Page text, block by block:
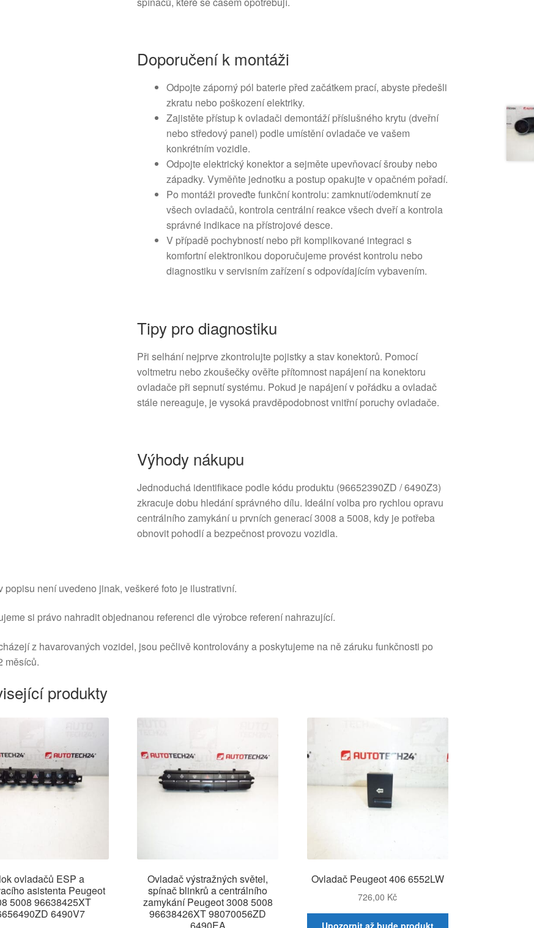
Doporučení k montáži
Odpojte záporný pól baterie před začátkem prací, abyste předešli
zkratu nebo poškození elektriky.
Zajistěte přístup k ovladači demontáží příslušného krytu (dveřní
nebo středový panel) podle umístění ovladače ve vašem
konkrétním vozidle.
Odpojte elektrický konektor a sejměte upevňovací šrouby nebo
západky. Vyměňte jednotku a postup opakujte v opačném pořadí.
Po montáži proveďte funkční kontrolu: zamknutí/odemknutí ze
všech ovladačů, kontrola centrální reakce všech dveří a kontrola
správné indikace na přístrojové desce.
V případě pochybností nebo při komplikované integraci s
komfortní elektronikou doporučujeme provést kontrolu nebo
diagnostiku v servisním zařízení s odpovídajícím vybavením.
Tipy pro diagnostiku
Při selhání nejprve zkontrolujte pojistky a stav konektorů. Pomocí
voltmetru nebo zkoušečky ověřte přítomnost napájení na konektoru
ovladače při sepnutí systému. Pokud je napájení v pořádku a ovladač
stále nereaguje, je vysoká pravděpodobnost vnitřní poruchy ovladače.
Výhody nákupu
Jednoduchá identifikace podle kódu produktu (96652390ZD / 6490Z3)
zkracuje dobu hledání správného dílu. Ideální volba pro rychlou opravu
centrálního zamykání u prvních generací 3008 a 5008, kdy je potřeba
obnovit pohodlí a bezpečnost provozu vozidla.
popisu není uvedeno jinak, veškeré foto je ilustrativní.
si právo nahradit objednanou referenci dle výrobce referení nahrazující.
z havarovaných vozidel, jsou pečlivě kontrolovány a poskytujeme na ně záruku funkčnosti po
měsíců.
produkty
ovladačů ESP a
asistenta Peugeot
5008 96638425XT
6490V7
Ovladač výstražných světel,
spínač blinkrů a centrálního
zamykání Peugeot 3008 5008
96638426XT 98070056ZD
Ovladač Peugeot 406 6552LW
726,00 Kč
Upozornit až bude produkt